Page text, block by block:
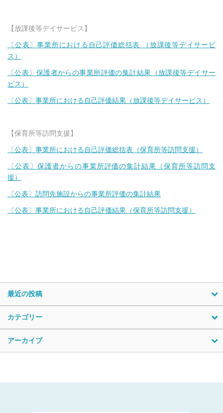
【放課後等デイサービス】
〔公表〕事業所における自己評価総括表 （放課後等デイサービ
ス）
〔公表〕保護者からの事業所評価の集計結果（放課後等デイサー
ビス）
〔公表〕事業所における自己評価結果（放課後等デイサービス）
【保育所等訪問支援】
〔公表〕事業所における自己評価総括表（保育所等訪問支援）
〔公表〕保護者からの事業所評価の集計結果（保育所等訪問支
援）
〔公表〕訪問先施設からの事業所評価の集計結果
〔公表〕事業所における自己評価結果（保育所等訪問支援）
最近の投稿
カテゴリー
アーカイブ